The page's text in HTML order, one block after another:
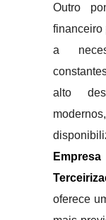
Outro
financeiro
a
alto
oferece